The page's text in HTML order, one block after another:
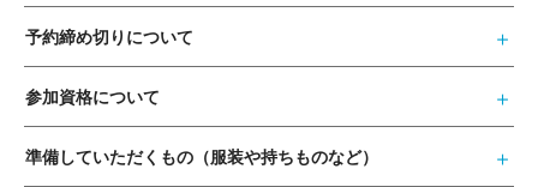
予約締め切りについて
参加資格について
準備していただくもの（服装や持ちものなど）